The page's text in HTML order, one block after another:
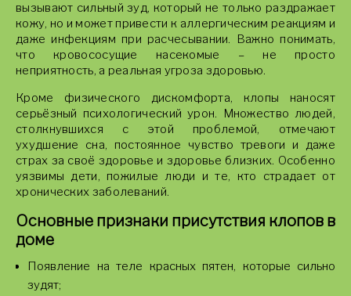
вызывают сильный зуд, который не только раздражает
кожу, но и может привести к аллергическим реакциям и
даже инфекциям при расчесывании. Важно понимать,
что кровососущие насекомые – не просто
неприятность, а реальная угроза здоровью.
Кроме физического дискомфорта, клопы наносят
серьёзный психологический урон. Множество людей,
столкнувшихся с этой проблемой, отмечают
ухудшение сна, постоянное чувство тревоги и даже
страх за своё здоровье и здоровье близких. Особенно
уязвимы дети, пожилые люди и те, кто страдает от
хронических заболеваний.
Основные признаки присутствия клопов в
доме
Появление на теле красных пятен, которые сильно
зудят;